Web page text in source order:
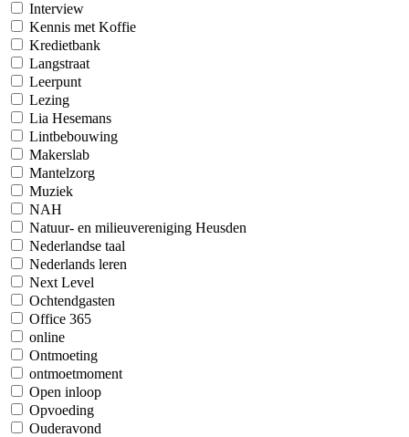
Interview
Kennis met Koffie
Kredietbank
Langstraat
Leerpunt
Lezing
Lia Hesemans
Lintbebouwing
Makerslab
Mantelzorg
Muziek
NAH
Natuur- en milieuvereniging Heusden
Nederlandse taal
Nederlands leren
Next Level
Ochtendgasten
Office 365
online
Ontmoeting
ontmoetmoment
Open inloop
Opvoeding
Ouderavond